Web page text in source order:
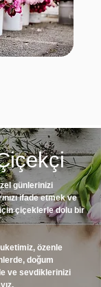
günlerinizi
ifade etmek ve
çiçeklerle dolu bir
özenle
doğum
ve sevdiklerinizi